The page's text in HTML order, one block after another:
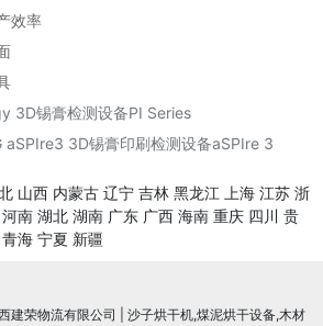
效率
3D锡膏检测设备PI Series
aSPIre3 3D锡膏印刷检测设备aSPIre 3
山西 内蒙古 辽宁 吉林 黑龙江 上海 江苏 浙
河南 湖北 湖南 广东 广西 海南 重庆 四川 贵
青海 宁夏 新疆
建荣物流有限公司
沙子烘干机,煤泥烘干设备,木材